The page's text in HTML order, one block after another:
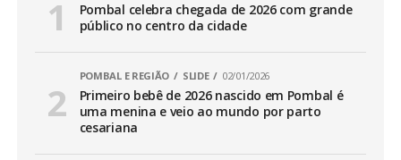
Pombal celebra chegada de 2026 com grande
público no centro da cidade
POMBAL E REGIÃO SLIDE 02/01/2026
Primeiro bebê de 2026 nascido em Pombal é
uma menina e veio ao mundo por parto
cesariana